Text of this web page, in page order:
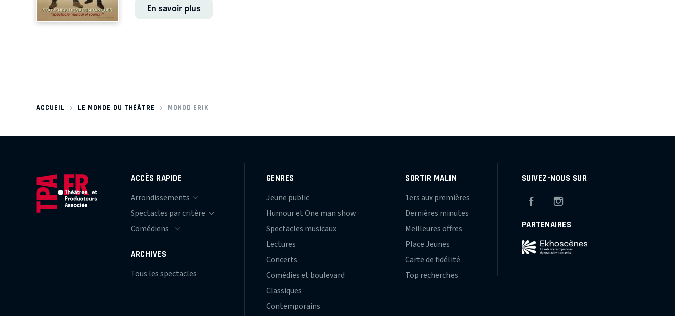
En savoir plus
ACCUEIL LE MONDE DU THÉÂTRE MONOD ERIK
ACCÈS RAPIDE
ARCHIVES
Tous les spectacles
GENRES
Jeune public
Humour et One man show
Spectacles musicaux
Lectures
Concerts
Comédies et boulevard
Classiques
Contemporains
SORTIR MALIN
1ers aux premières
Dernières minutes
Meilleures offres
Place Jeunes
Carte de fidélité
Top recherches
SUIVEZ-NOUS SUR
Facebook
PARTENAIRES